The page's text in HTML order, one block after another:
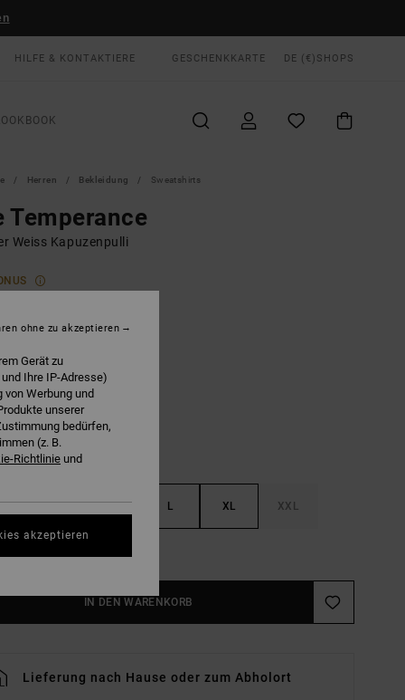
HILFE & KONTAKTIERE GESCHENKKARTE DE (€) SHOPS
Herren Bekleidung Sweatshirts
Temperance
Weiss Kapuzenpulli
Salt
S M L XL XXL
IN DEN WARENKORB
Lieferung nach Hause oder zum Abholort
Gerät zu
Ihre IP-Adresse)
Werbung und
unserer
bedürfen,
(z. B.
Richtlinie und
ohne zu akzeptieren
akzeptieren